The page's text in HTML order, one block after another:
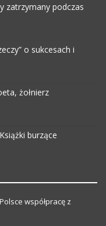
zatrzymany podczas
o sukcesach i
żołnierz
burzące
współpracę z